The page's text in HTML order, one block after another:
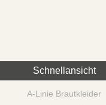
Schnellansicht
A-Linie Brautkleider